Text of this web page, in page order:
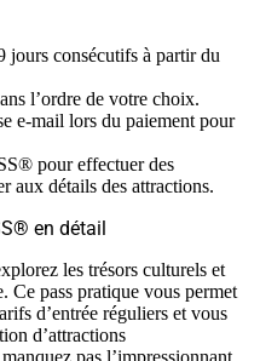
jours consécutifs à partir du
l’ordre de votre choix.
e-mail lors du paiement pour
pour effectuer des
aux détails des attractions.
en détail
les trésors culturels et
Ce pass pratique vous permet
d’entrée réguliers et vous
d’attractions
pas l’impressionnant